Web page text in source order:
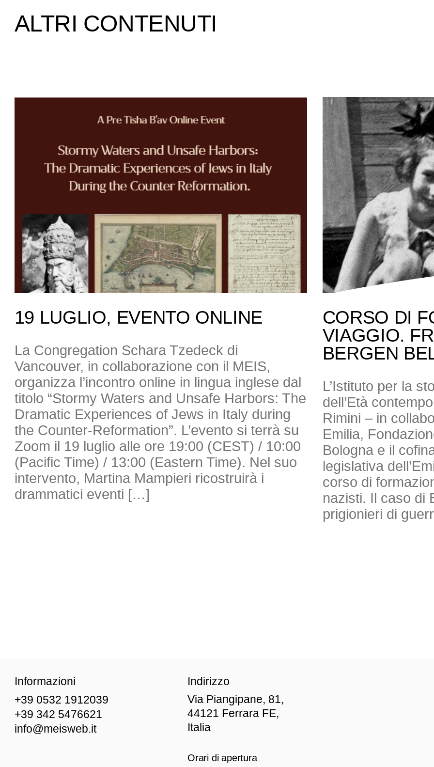
ALTRI CONTENUTI
19 LUGLIO, EVENTO ONLINE
La Congregation Schara Tzedeck di
Vancouver, in collaborazione con il MEIS,
organizza l’incontro online in lingua inglese dal
titolo “Stormy Waters and Unsafe Harbors: The
Dramatic Experiences of Jews in Italy during
the Counter-Reformation”. L’evento si terrà su
Zoom il 19 luglio alle ore 19:00 (CEST) / 10:00
(Pacific Time) / 13:00 (Eastern Time). Nel suo
intervento, Martina Mampieri ricostruirà i
drammatici eventi […]
CORSO DI
VIAGGIO.
BERGEN
L’Istituto per la
dell’Età
Rimini – in
Emilia,
Bologna e il
legislativa
corso di
nazisti. Il caso di
prigionieri di
Informazioni
+39 0532 1912039
+39 342 5476621
info@meisweb.it
Indirizzo
Via Piangipane, 81,
44121 Ferrara FE,
Italia
Orari di apertura